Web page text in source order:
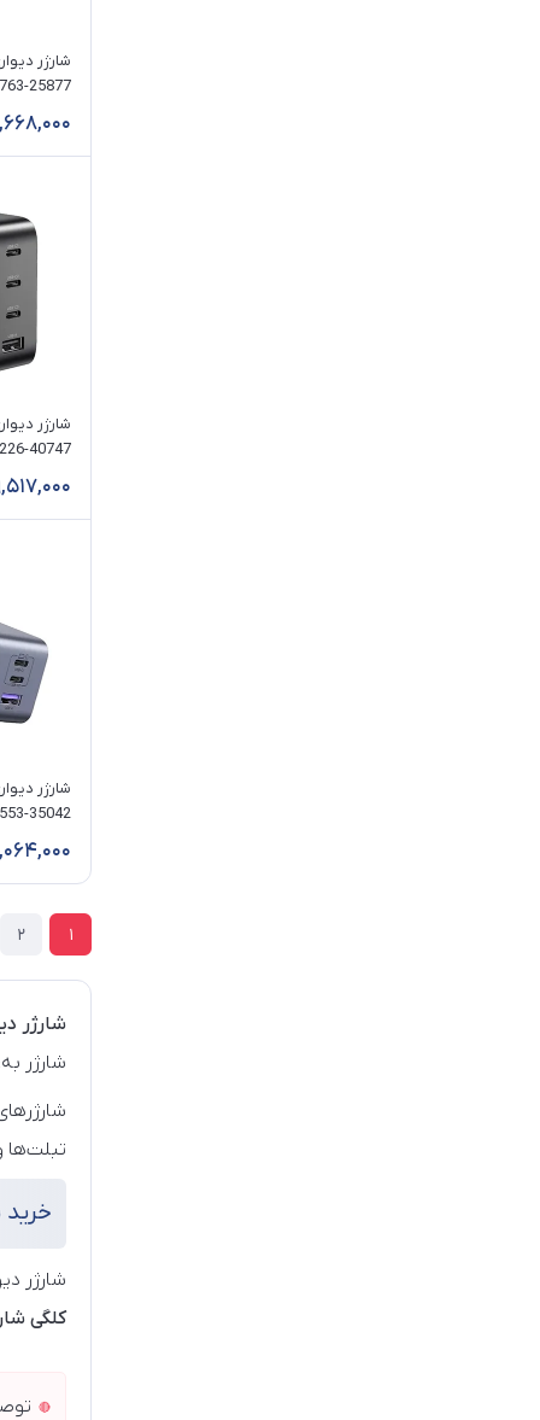
خروجی USB-C
1
2
شارژر
شارژر
تبلت‌ها
خرید
شارژر
کلگی